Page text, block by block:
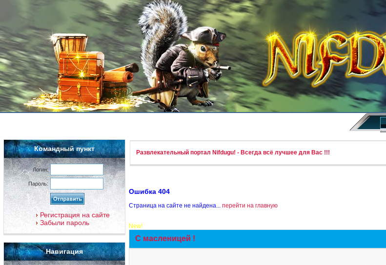
Командный пункт
Логин:
Пароль:
Регистрация на сайте
Забыли пароль
Навигация
Развлекательный портал Nifdugu! - Всегда всё лучшее для Вас !!!
Ошибка 404
Страница на сайте не найдена... перейти на главную
New!
С масленицей !